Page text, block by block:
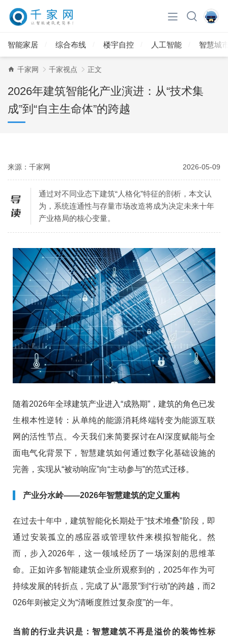
智能家居 综合布线 楼宇自控 人工智能 智慧城
千家网 千家视点 正文
2026年建筑智能化产业演进：从“技术集
成”到“自主生命体”的跨越
来源：千家网 2026-05-09
通过对不同业态下建筑“人格化”特征的剖析，本文认
为，系统连通性与存量市场改造将成为决定未来十年
产业格局的核心变量。
随着2026年全球建筑产业进入“成熟期”，建筑的角色已发
生根本性逆转：从单纯的能源消耗终端转变为能源互联
网的活性节点。今天我们来简要探讨在AI深度赋能与全
面电气化背景下，智慧建筑如何通过数字化基础设施的
完善，实现从“被动响应”向“主动参与”的范式迁移。
产业分水岭——2026年智慧建筑的定义重构
在过去十年中，建筑智能化长期处于“技术堆叠”阶段，即
通过安装孤立的感应器或管理软件来模拟智能化。然
而，步入2026年，这一领域经历了一场深刻的思维革
命。正如许多智能建筑企业所观察到的，2025年作为可
持续发展的转折点，完成了从“愿景”到“行动”的跨越，而2
026年则被定义为“清晰度胜过复杂度”的一年。
当前的行业共识是：智慧建筑不再是溢价的装饰性标